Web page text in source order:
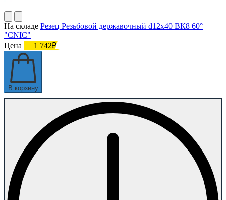
На складе Резец Резьбовой державочный d12х40 ВК8 60°
"CNIC"
Цена
1 742₽
В корзину